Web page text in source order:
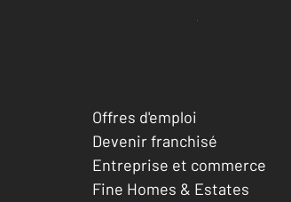
Accéder à mon compte
Offres d'emploi
Devenir franchisé
Entreprise et commerce
Fine Homes & Estates